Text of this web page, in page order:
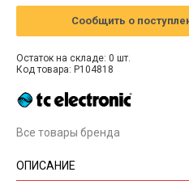
Сообщить о
Остаток на складе: 0 шт.
Код товара: P104818
Все товары бренда
ОПИСАНИЕ